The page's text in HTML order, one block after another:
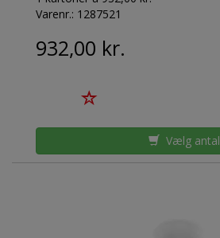
Varenr.: 1287521
932,00 kr.
Vælg antal